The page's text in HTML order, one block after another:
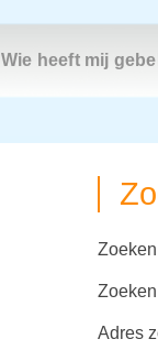
Wie heeft mij
adres